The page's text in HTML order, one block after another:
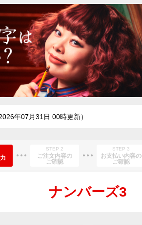
2026年07月31日 00時更新）
STEP 2
ご注文内容の
ご確認
STEP 3
お支払い内容の
ご確認
ナンバーズ3